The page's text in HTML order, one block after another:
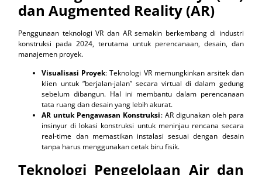
dan Augmented Reality (AR)
Penggunaan teknologi VR dan AR semakin berkembang di industri
konstruksi pada 2024, terutama untuk perencanaan, desain, dan
manajemen proyek.
Visualisasi Proyek: Teknologi VR memungkinkan arsitek dan
klien untuk “berjalan-jalan” secara virtual di dalam gedung
sebelum dibangun. Hal ini membantu dalam perencanaan
tata ruang dan desain yang lebih akurat.
AR untuk Pengawasan Konstruksi: AR digunakan oleh para
insinyur di lokasi konstruksi untuk meninjau rencana secara
real-time dan memastikan instalasi sesuai dengan desain
tanpa harus menggunakan cetak biru fisik.
Teknologi Pengelolaan Air dan